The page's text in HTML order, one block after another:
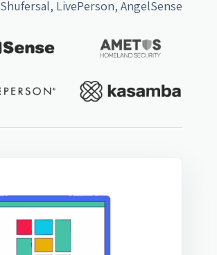
Shufersal, LivePerson, AngelSense ו-Ametos.